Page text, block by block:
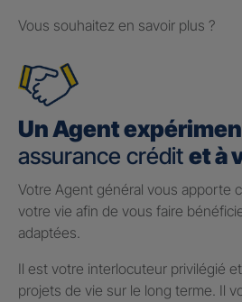
Vous souhaitez en savoir plus ?
Un Agent
assurance crédit et à
Votre Agent général vous apporte
votre vie afin de vous faire
adaptées.
Il est votre interlocuteur privilégié
projets de vie sur le long terme. Il